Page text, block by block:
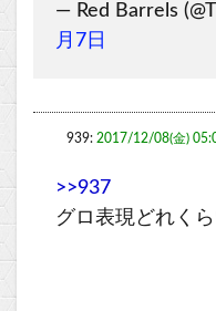
— Red Barrels
月7日
939: 2017/12/08(金)
>>937
グロ表現どれく